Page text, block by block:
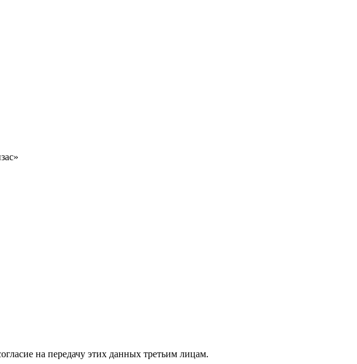
на передачу этих данных третьим лицам.